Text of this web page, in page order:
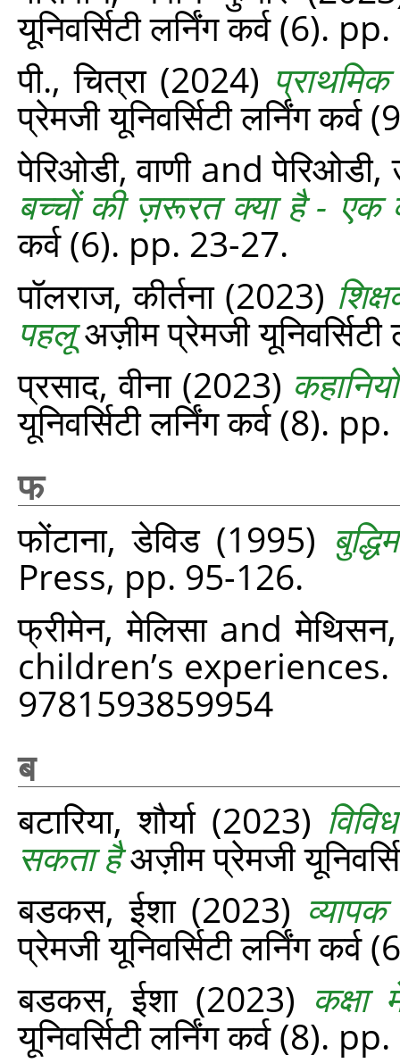
यूनिवर्सिटी लर्निंग कर्व (6).
पी., चित्रा(2024)
प्रेमजी यूनिवर्सिटी लर्निंग
पेरिओडी, वाणीandपेरिओडी,
बच्चों की ज़रूरत क्या है - एक
कर्व (6). pp. 23-27.
पॉलराज, कीर्तना(2023)
पहलूअज़ीम प्रेमजी
प्रसाद, वीना(2023)
यूनिवर्सिटी लर्निंग कर्व (8).
फ
फोंटाना, डेविड(1995)
Press, pp. 95-126.
फ्रीमेन, मेलिसाand
children’s
9781593859954
ब
बटारिया, शौर्या(2023)
सकता हैअज़ीम प्रेमजी
बडकस, ईशा(2023)
प्रेमजी यूनिवर्सिटी लर्निंग
बडकस, ईशा(2023) कक्षा
यूनिवर्सिटी लर्निंग कर्व (8).